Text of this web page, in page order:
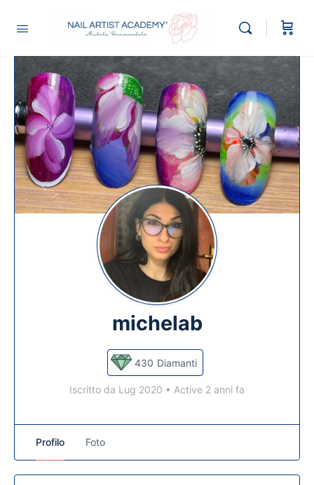
michelab
430 Diamanti
Iscritto da Lug 2020 • Active 2 anni fa
Profilo Foto